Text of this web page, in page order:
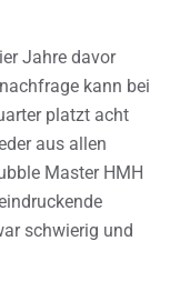
Jahre davor
kann bei
platzt acht
aus allen
Master HMH
schwierig und